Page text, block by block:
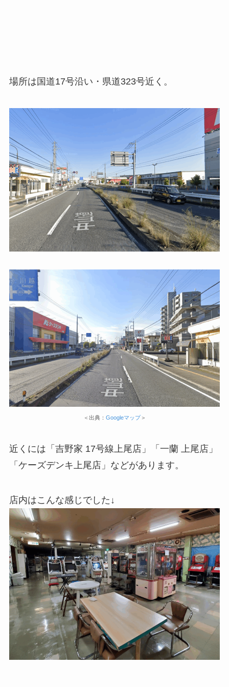
場所は国道17号沿い・県道323号近く。
＜出典： Googleマップ＞
近くには「吉野家 17号線上尾店」「一蘭 上尾店」
「ケーズデンキ上尾店」などがあります。
店内はこんな感じでした↓